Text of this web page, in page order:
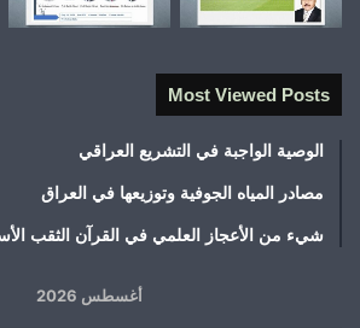
Most Viewed Posts
الوصية الواجبة في التشريع العراقي
مصادر المياه الجوفية وتوزيعها في العراق
شيء من الأعجاز العلمي في القرآن الثقب
أغسطس 2026